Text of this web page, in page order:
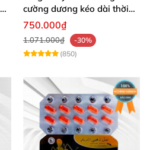
cường dương kéo dài thời
gian nhập khẩu
750.000₫
1.071.000₫
-30%
(850)